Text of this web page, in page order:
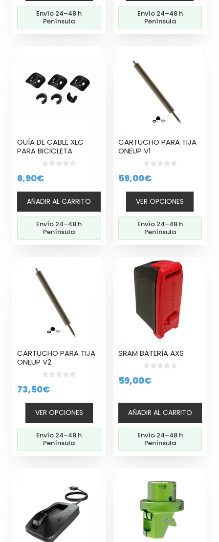
era:
39,90€.
es:
Envío 24–48 h
Península
Envío 24–48 h
Península
GUÍA DE CABLE XLC
PARA BICICLETA
d
5
6,90€
AÑADIR AL CARRITO
Envío 24–48 h
Península
CARTUCHO PARA TIJA
ONEUP V1
d
5
59,00€
VER OPCIONES
producto
tiene
múltiples
variantes.
elegir
página
de
producto
Envío 24–48 h
Península
CARTUCHO PARA TIJA
ONEUP V2
d
73,50€
VER OPCIONES
producto
múltiples
variantes.
elegir
página
de
producto
Envío 24–48 h
Península
SRAM BATERÍA AXS
d
59,00€
AÑADIR AL CARRITO
Envío 24–48 h
Península